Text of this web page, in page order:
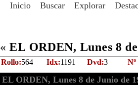
Inicio Buscar Explorar
« EL ORDEN, Lunes 8
Rollo:564 Idx:1191 Dvd:3
EL ORDEN, Lunes 8 de Junio de